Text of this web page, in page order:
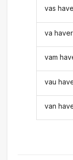
vas
va
vam
vau
van